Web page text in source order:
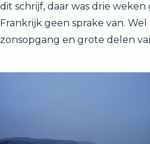
dit schrijf, daar was drie
Frankrijk geen sprake van.
zonsopgang en grote delen